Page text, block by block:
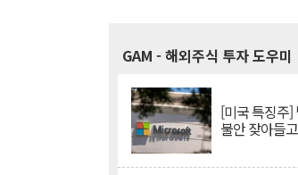
GAM - 해외주식 투자 도우미
[미국 특징주]
불안 잦아들